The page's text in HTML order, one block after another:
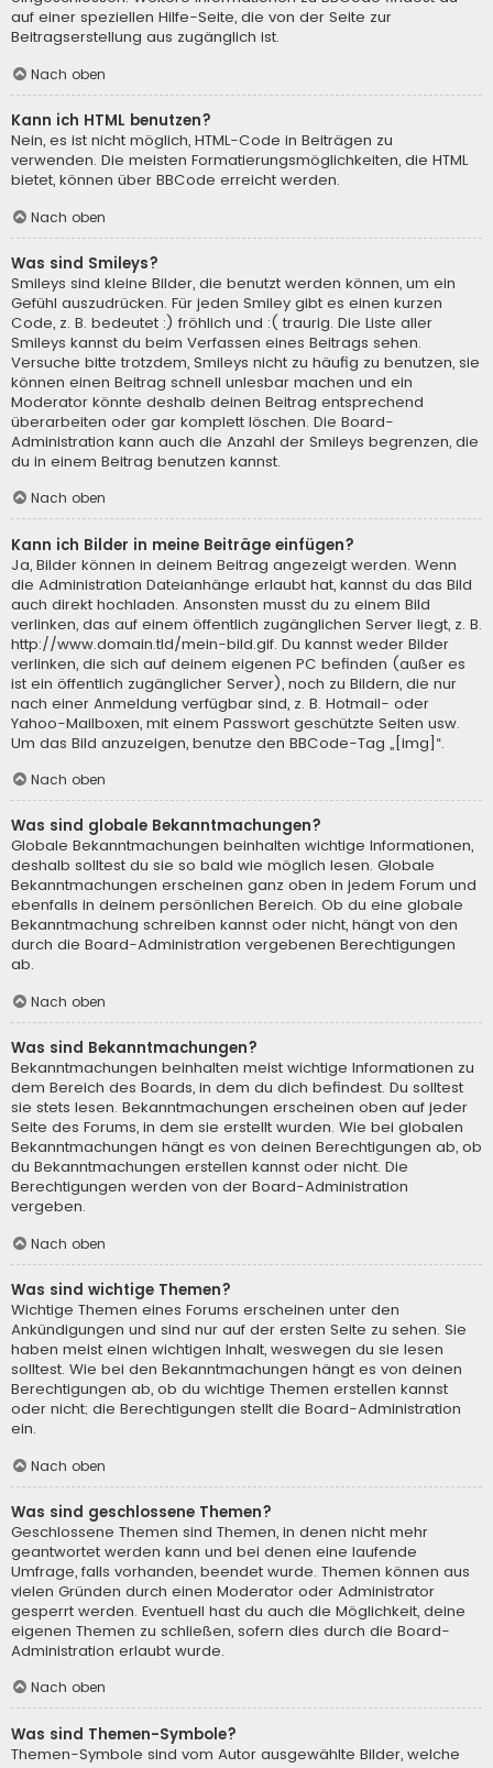
auf einer speziellen Hilfe-Seite, die von der Seite zur
Beitragserstellung aus zugänglich ist.
Nach oben
Kann ich HTML benutzen?
Nein, es ist nicht möglich, HTML-Code in Beiträgen zu
verwenden. Die meisten Formatierungsmöglichkeiten, die HTML
bietet, können über BBCode erreicht werden.
Nach oben
Was sind Smileys?
Smileys sind kleine Bilder, die benutzt werden können, um ein
Gefühl auszudrücken. Für jeden Smiley gibt es einen kurzen
Code, z. B. bedeutet :) fröhlich und :( traurig. Die Liste aller
Smileys kannst du beim Verfassen eines Beitrags sehen.
Versuche bitte trotzdem, Smileys nicht zu häufig zu benutzen, sie
können einen Beitrag schnell unlesbar machen und ein
Moderator könnte deshalb deinen Beitrag entsprechend
überarbeiten oder gar komplett löschen. Die Board-
Administration kann auch die Anzahl der Smileys begrenzen, die
du in einem Beitrag benutzen kannst.
Nach oben
Kann ich Bilder in meine Beiträge einfügen?
Ja, Bilder können in deinem Beitrag angezeigt werden. Wenn
die Administration Dateianhänge erlaubt hat, kannst du das Bild
auch direkt hochladen. Ansonsten musst du zu einem Bild
verlinken, das auf einem öffentlich zugänglichen Server liegt, z. B.
http://www.domain.tld/mein-bild.gif. Du kannst weder Bilder
verlinken, die sich auf deinem eigenen PC befinden (außer es
ist ein öffentlich zugänglicher Server), noch zu Bildern, die nur
nach einer Anmeldung verfügbar sind, z. B. Hotmail- oder
Yahoo-Mailboxen, mit einem Passwort geschützte Seiten usw.
Um das Bild anzuzeigen, benutze den BBCode-Tag „[img]“.
Nach oben
Was sind globale Bekanntmachungen?
Globale Bekanntmachungen beinhalten wichtige Informationen,
deshalb solltest du sie so bald wie möglich lesen. Globale
Bekanntmachungen erscheinen ganz oben in jedem Forum und
ebenfalls in deinem persönlichen Bereich. Ob du eine globale
Bekanntmachung schreiben kannst oder nicht, hängt von den
durch die Board-Administration vergebenen Berechtigungen
ab.
Nach oben
Was sind Bekanntmachungen?
Bekanntmachungen beinhalten meist wichtige Informationen zu
dem Bereich des Boards, in dem du dich befindest. Du solltest
sie stets lesen. Bekanntmachungen erscheinen oben auf jeder
Seite des Forums, in dem sie erstellt wurden. Wie bei globalen
Bekanntmachungen hängt es von deinen Berechtigungen ab, ob
du Bekanntmachungen erstellen kannst oder nicht. Die
Berechtigungen werden von der Board-Administration
vergeben.
Nach oben
Was sind wichtige Themen?
Wichtige Themen eines Forums erscheinen unter den
Ankündigungen und sind nur auf der ersten Seite zu sehen. Sie
haben meist einen wichtigen Inhalt, weswegen du sie lesen
solltest. Wie bei den Bekanntmachungen hängt es von deinen
Berechtigungen ab, ob du wichtige Themen erstellen kannst
oder nicht; die Berechtigungen stellt die Board-Administration
ein.
Nach oben
Was sind geschlossene Themen?
Geschlossene Themen sind Themen, in denen nicht mehr
geantwortet werden kann und bei denen eine laufende
Umfrage, falls vorhanden, beendet wurde. Themen können aus
vielen Gründen durch einen Moderator oder Administrator
gesperrt werden. Eventuell hast du auch die Möglichkeit, deine
eigenen Themen zu schließen, sofern dies durch die Board-
Administration erlaubt wurde.
Nach oben
Was sind Themen-Symbole?
Themen-Symbole sind vom Autor ausgewählte Bilder, welche